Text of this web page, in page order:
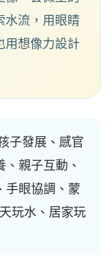
水流，用眼睛
用想像力設計
子發展、感官
親子互動、
手眼協調、蒙
玩水、居家玩